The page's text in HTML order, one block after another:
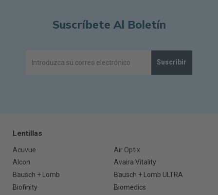
Suscríbete Al Boletín
Suscribir
Lentillas
Acuvue
Air Optix
Alcon
Avaira Vitality
Bausch + Lomb
Bausch + Lomb ULTRA
Biofinity
Biomedics